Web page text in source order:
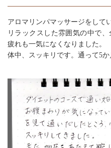
アロマリンパマッサージをして
リラックスした雰囲気の中で
疲れも一気になくなりました。
体中、スッキリです。通って5か